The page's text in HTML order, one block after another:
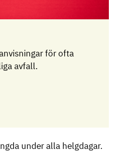
för ofta
avfall.
under alla helgdagar.